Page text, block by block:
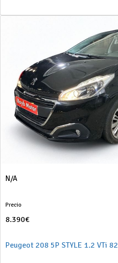
N/A
Precio
8.390€
Peugeot 208 5P STYLE 1.2 VTi 82